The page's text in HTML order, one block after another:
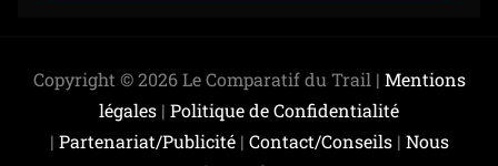
Copyright © 2026 Le Comparatif du Trail | Mentions
légales | Politique de Confidentialité
| Partenariat/Publicité| Contact/Conseils | Nous